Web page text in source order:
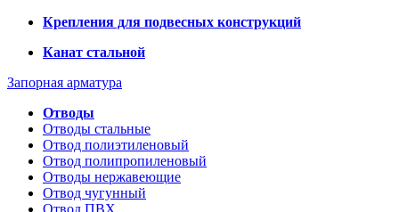
Крепления для подвесных конструкций
Канат стальной
Запорная арматура
Отводы
Отводы стальные
Отвод полиэтиленовый
Отвод полипропиленовый
Отводы нержавеющие
Отвод чугунный
Отвод ПВХ